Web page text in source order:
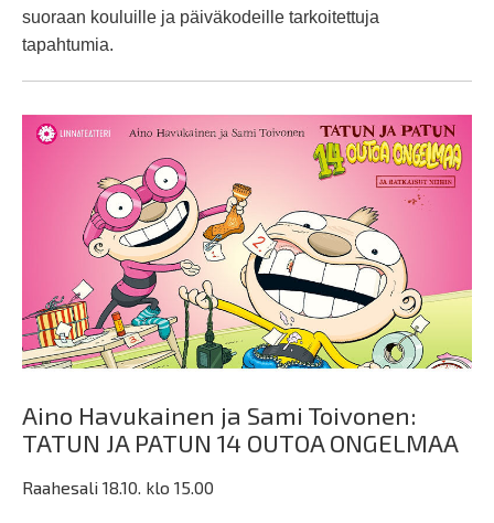
suoraan kouluille ja päiväkodeille tarkoitettuja
tapahtumia.
Aino Havukainen ja Sami Toivonen:
TATUN JA PATUN 14 OUTOA ONGELMAA
Raahesali 18.10. klo 15.00